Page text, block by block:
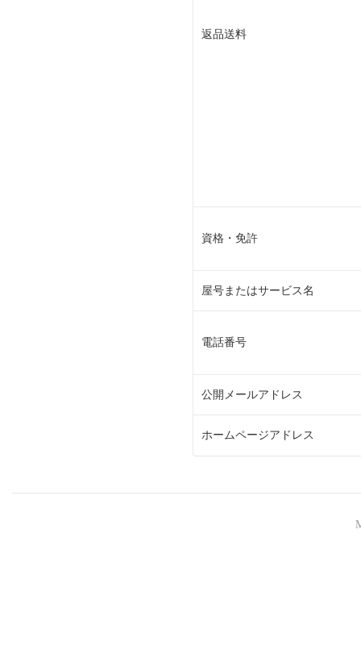
返品送料
資格・免許
屋号またはサービス名
電話番号
公開メールアドレス
ホームページアドレス